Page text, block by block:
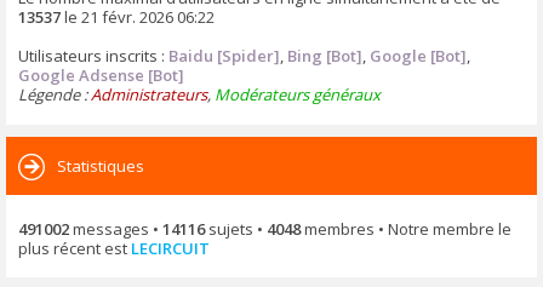
13537le 21 févr. 2026 06:22
Utilisateurs inscrits : Baidu [Spider], Bing [Bot], Google [Bot],
Google Adsense [Bot]
Légende :Administrateurs, Modérateurs généraux
Statistiques
491002messages • 14116sujets • 4048membres • Notre membre le
plus récent est LECIRCUIT